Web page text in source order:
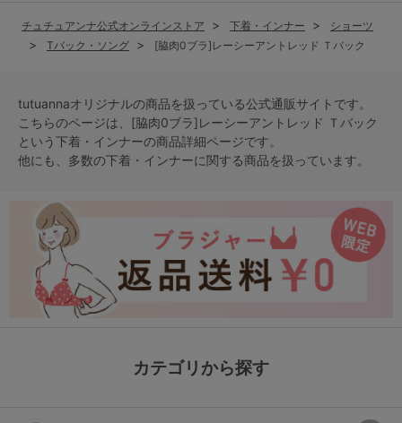
チュチュアンナ公式オンラインストア 下着・インナー
ショーツ
Tバック・ソング
[脇肉0ブラ]レーシーアントレッド Ｔバック
tutuannaオリジナルの商品を扱っている公式通販サイトです。
こちらのページは、[脇肉0ブラ]レーシーアントレッド Ｔバック
という下着・インナーの商品詳細ページです。
他にも、多数の下着・インナーに関する商品を扱っています。
カテゴリから探す